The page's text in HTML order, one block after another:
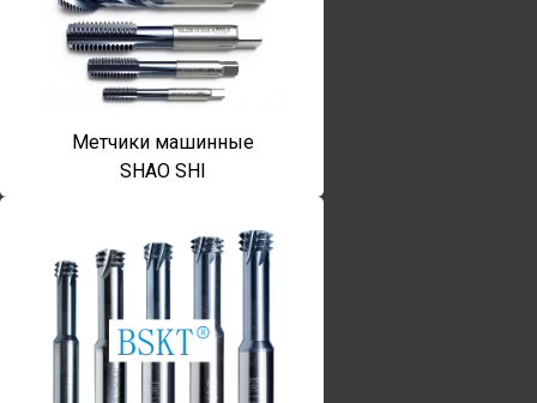
Метчики машинные
SHAO SHI